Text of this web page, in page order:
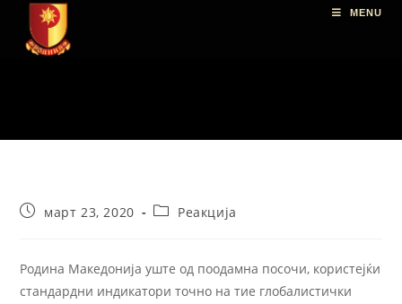
MENU
март 23, 2020 Реакција
Родина Македонија уште од поодамна посочи, користејќи
стандардни индикатори точно на тие глобалистички